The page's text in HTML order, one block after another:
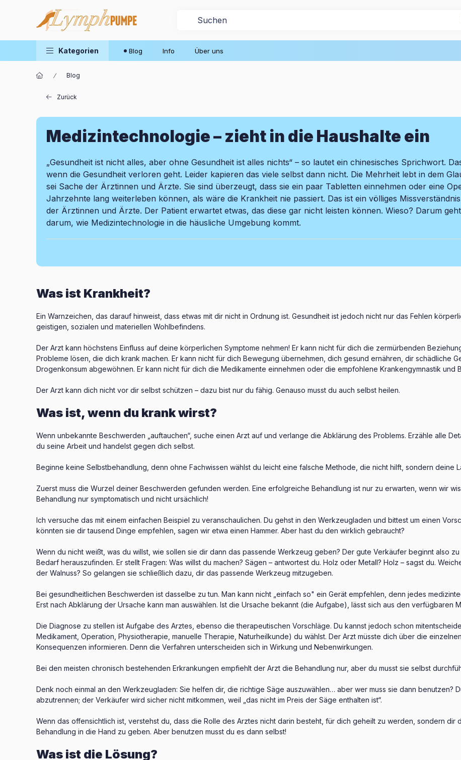
Kategorien Blog Info Über uns
Blog
Zurück
Medizintechnologie – zieht in die Haushalte ein
„Gesundheit ist nicht alles, aber ohne Gesundheit ist alles nichts“ – so lautet ein chinesisches Sprichwort.
wenn die Gesundheit verloren geht. Leider kapieren das viele selbst dann nicht. Die Mehrheit lebt in dem
sei Sache der Ärztinnen und Ärzte. Sie sind überzeugt, dass sie ein paar Tabletten einnehmen oder eine
Jahrzehnte lang weiterleben können, als wäre die Krankheit nie passiert. Das ist ein völliges
der Ärztinnen und Ärzte. Der Patient erwartet etwas, das diese gar nicht leisten können. Wieso? Darum
darum, wie Medizintechnologie in die häusliche Umgebung kommt.
Was ist Krankheit?
Ein Warnzeichen, das darauf hinweist, dass etwas mit dir nicht in Ordnung ist. Gesundheit ist jedoch nicht nur das Fehlen
geistigen, sozialen und materiellen Wohlbefindens.
Der Arzt kann höchstens Einfluss auf deine körperlichen Symptome nehmen! Er kann nicht für dich die zermürbenden
Probleme lösen, die dich krank machen. Er kann nicht für dich Bewegung übernehmen, dich gesund ernähren, dir schädliche
Drogenkonsum abgewöhnen. Er kann nicht für dich die Medikamente einnehmen oder die empfohlene Krankengymnastik und
Der Arzt kann dich nicht vor dir selbst schützen – dazu bist nur du fähig. Genauso musst du auch selbst heilen.
Was ist, wenn du krank wirst?
Wenn unbekannte Beschwerden „auftauchen“, suche einen Arzt auf und verlange die Abklärung des Problems. Erzähle alle
du seine Arbeit und handelst gegen dich selbst.
Beginne keine Selbstbehandlung, denn ohne Fachwissen wählst du leicht eine falsche Methode, die nicht hilft, sondern deine
Zuerst muss die Wurzel deiner Beschwerden gefunden werden. Eine erfolgreiche Behandlung ist nur zu erwarten, wenn wir
Behandlung nur symptomatisch und nicht ursächlich!
Ich versuche das mit einem einfachen Beispiel zu veranschaulichen. Du gehst in den Werkzeugladen und bittest um einen
könnten sie dir tausend Dinge empfehlen, sagen wir etwa einen Hammer. Aber hast du den wirklich gebraucht?
Wenn du nicht weißt, was du willst, wie sollen sie dir dann das passende Werkzeug geben? Der gute Verkäufer beginnt also
Bedarf herauszufinden. Er stellt Fragen: Was willst du machen? Sägen – antwortest du. Holz oder Metall? Holz – sagst du.
der Walnuss? So gelangen sie schließlich dazu, dir das passende Werkzeug mitzugeben.
Bei gesundheitlichen Beschwerden ist dasselbe zu tun. Man kann nicht „einfach so" ein Gerät empfehlen, denn jedes
Erst nach Abklärung der Ursache kann man auswählen. Ist die Ursache bekannt (die Aufgabe), lässt sich aus den verfügbaren
Die Diagnose zu stellen ist Aufgabe des Arztes, ebenso die therapeutischen Vorschläge. Du kannst jedoch schon
Medikament, Operation, Physiotherapie, manuelle Therapie, Naturheilkunde) du wählst. Der Arzt müsste dich über die
Konsequenzen informieren. Denn die Verfahren unterscheiden sich in Wirkung und Nebenwirkungen.
Bei den meisten chronisch bestehenden Erkrankungen empfiehlt der Arzt die Behandlung nur, aber du musst sie selbst
Denk noch einmal an den Werkzeugladen: Sie helfen dir, die richtige Säge auszuwählen… aber wer muss sie dann benutzen?
abzutrennen; der Verkäufer wird sicher nicht mitkommen, weil „das nicht im Preis der Säge enthalten ist“.
Wenn das offensichtlich ist, verstehst du, dass die Rolle des Arztes nicht darin besteht, für dich geheilt zu werden, sondern
Behandlung in die Hand zu geben. Aber benutzen musst du es dann selbst!
Was ist die Lösung?